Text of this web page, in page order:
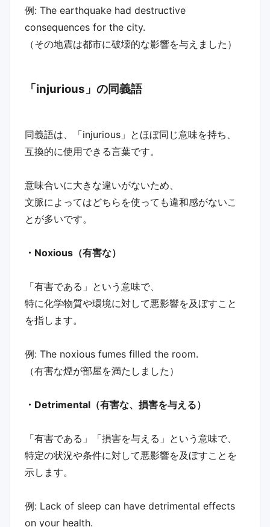
例: The earthquake had destructive
consequences for the city.
（その地震は都市に破壊的な影響を与えました）
「injurious」の同義語
同義語は、「injurious」とほぼ同じ意味を持ち、
互換的に使用できる言葉です。
意味合いに大きな違いがないため、
文脈によってはどちらを使っても違和感がないこ
とが多いです。
・Noxious（有害な）
「有害である」という意味で、
特に化学物質や環境に対して悪影響を及ぼすこと
を指します。
例: The noxious fumes filled the room.
（有害な煙が部屋を満たしました）
・Detrimental（有害な、損害を与える）
「有害である」「損害を与える」という意味で、
特定の状況や条件に対して悪影響を及ぼすことを
示します。
例: Lack of sleep can have detrimental effects
on your health.